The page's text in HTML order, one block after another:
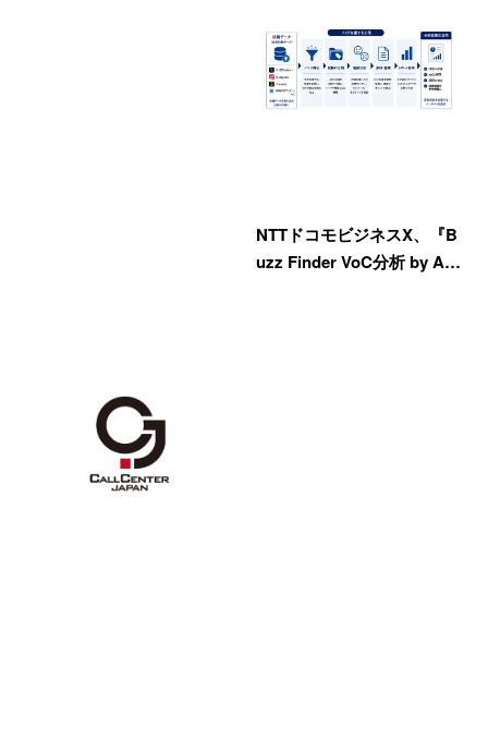
NTTドコモビジネスX、『B
uzz Finder VoC分析 by A…